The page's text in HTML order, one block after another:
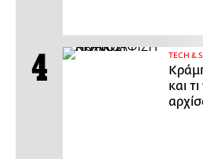
ΤECH &
και